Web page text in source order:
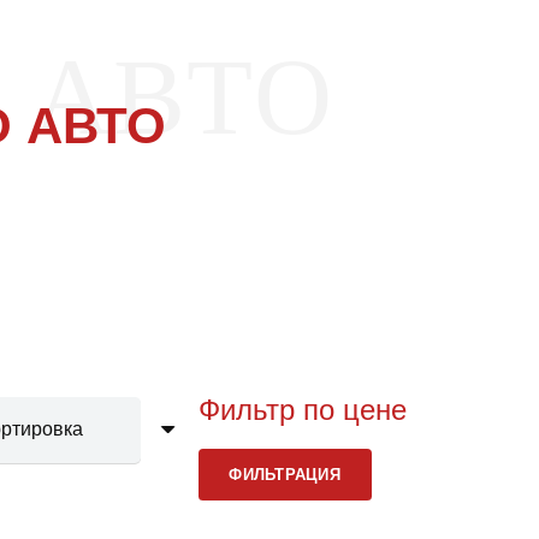
АВТО
Фильтр по цене
ФИЛЬТРАЦИЯ